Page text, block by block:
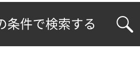
条件で検索する